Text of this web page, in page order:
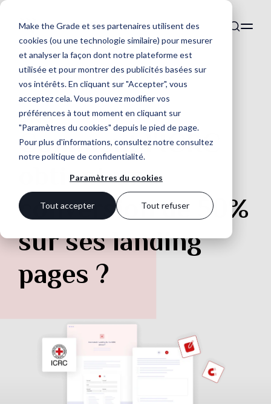
Make the Grade et ses partenaires utilisent des
cookies (ou une technologie similaire) pour mesurer
et analyser la façon dont notre plateforme est
utilisée et pour montrer des publicités basées sur
vos intérêts. En cliquant sur "Accepter", vous
acceptez cela. Vous pouvez modifier vos
préférences à tout moment en cliquant sur
"Paramètres du cookies" depuis le pied de page.
Pour plus d'informations, consultez notreconsultez
notre politique de confidentialité.
Paramètres du cookies
Tout accepter Tout refuser
ONG
Comment l’ICRC
obtient une
conversion de 50%
sur ses landing
pages ?